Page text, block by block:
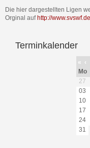
Die hier dargestellten Ligen
Orginal auf http://www.svswf.de
Terminkalender
« ‹
Mo
27
03
10
17
24
31